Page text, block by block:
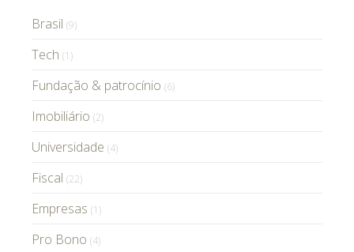
Brasil (9)
Tech (1)
Fundação & patrocínio (6)
Imobiliário (2)
Universidade (4)
Fiscal (22)
Empresas (1)
Pro Bono (4)